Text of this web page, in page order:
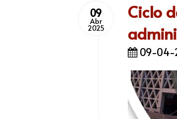
09
Abr
2025
Ciclo
09-04-